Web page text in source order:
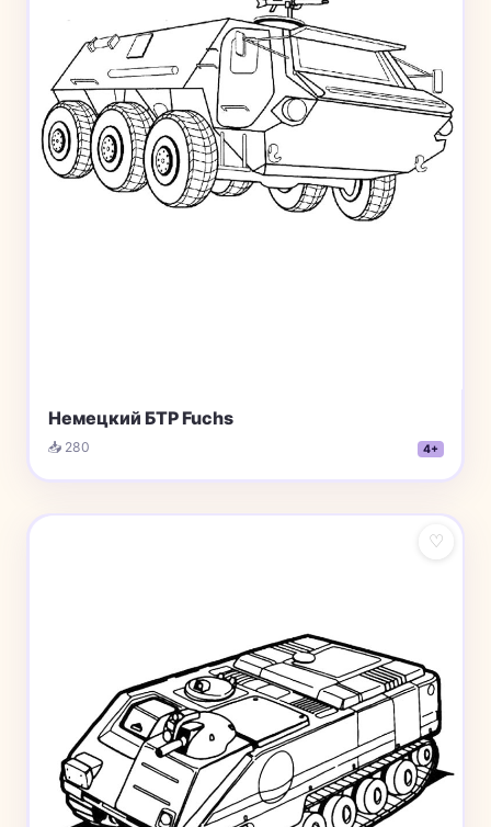
Немецкий БТР Fuchs
📥 280 4+
♡